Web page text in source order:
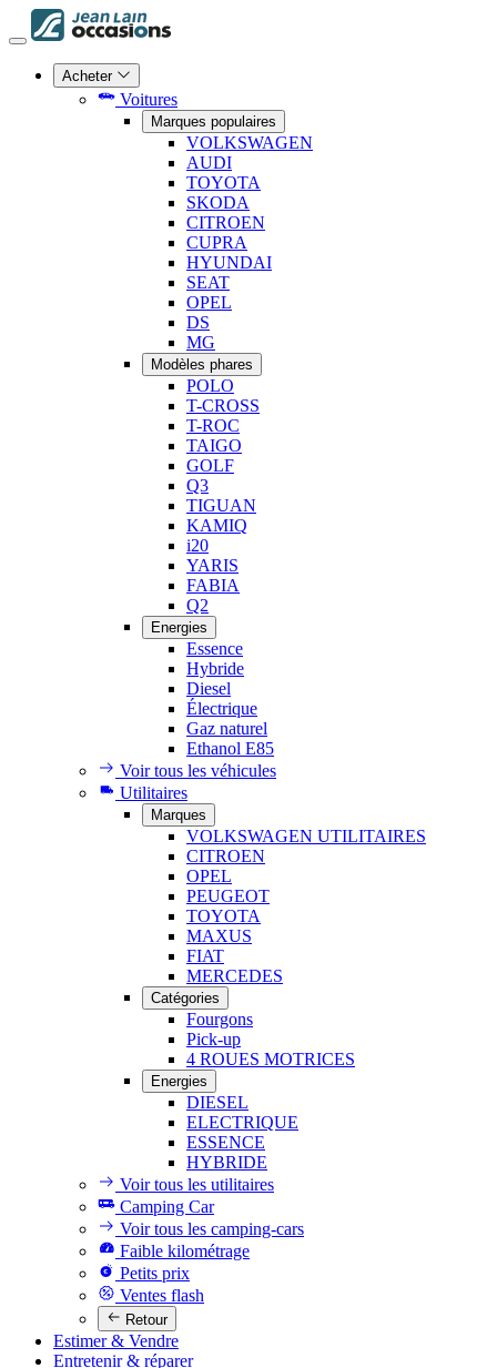
Acheter
Voitures
Marques populaires
VOLKSWAGEN
AUDI
TOYOTA
SKODA
CITROEN
CUPRA
HYUNDAI
SEAT
OPEL
DS
MG
Modèles phares
POLO
T-CROSS
T-ROC
TAIGO
GOLF
Q3
TIGUAN
KAMIQ
i20
YARIS
FABIA
Q2
Energies
Essence
Hybride
Diesel
Électrique
Gaz naturel
Ethanol E85
Voir tous les véhicules
Utilitaires
Marques
VOLKSWAGEN UTILITAIRES
CITROEN
OPEL
PEUGEOT
TOYOTA
MAXUS
FIAT
MERCEDES
Catégories
Fourgons
Pick-up
4 ROUES MOTRICES
Energies
DIESEL
ELECTRIQUE
ESSENCE
HYBRIDE
Voir tous les utilitaires
Camping Car
Voir tous les camping-cars
Faible kilométrage
Petits prix
Ventes flash
Retour
Estimer & Vendre
Entretenir & réparer